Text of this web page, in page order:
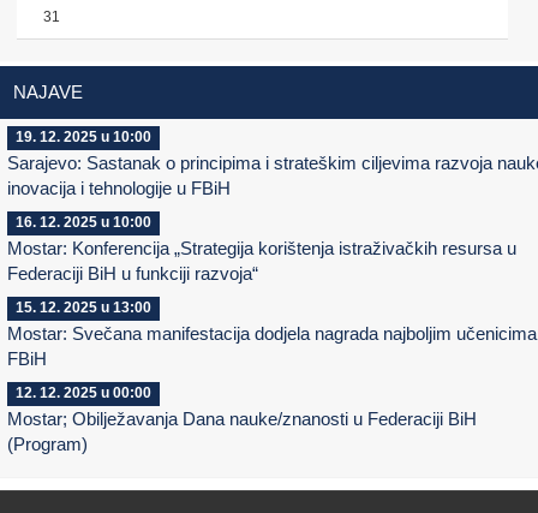
31
NAJAVE
19. 12. 2025 u 10:00
Sarajevo: Sastanak o principima i strateškim ciljevima razvoja
inovacija i tehnologije u FBiH
16. 12. 2025 u 10:00
Mostar: Konferencija „Strategija korištenja istraživačkih resursa u
Federaciji BiH u funkciji razvoja“
15. 12. 2025 u 13:00
Mostar: Svečana manifestacija dodjela nagrada najboljim
FBiH
12. 12. 2025 u 00:00
Mostar; Obilježavanja Dana nauke/znanosti u Federaciji BiH
(Program)